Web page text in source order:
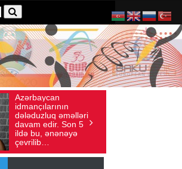
ürəyi hər zaman
doğma yurdu ilə
döyünür
İyul 30, 2026